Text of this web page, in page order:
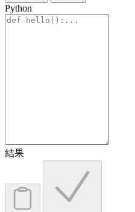
Python
結果